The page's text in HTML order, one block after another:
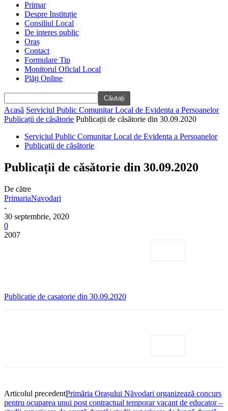
Primar
Despre Instituție
Consiliul Local
De interes public
Oraș
Contact
Formulare Tip
Monitorul Oficial Local
Plăți Online
Acasă Serviciul Public Comunitar Local de Evidenta a Persoanelor
Publicații de căsătorie Publicații de căsătorie din 30.09.2020
Serviciul Public Comunitar Local de Evidenta a Persoanelor
Publicații de căsătorie
Publicații de căsătorie din 30.09.2020
De către
PrimariaNavodari
-
30 septembrie, 2020
0
2007
Publicatie de casatorie din 30.09.2020
Articolul precedentPrimăria Orașului Năvodari organizează concurs
pentru ocuparea unui post contractual temporar vacant de educator –